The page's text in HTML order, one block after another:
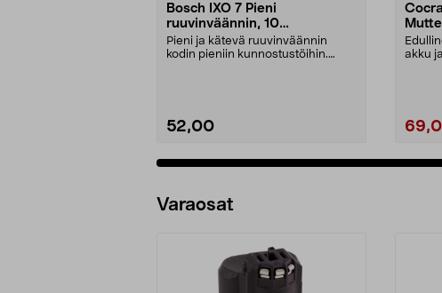
Bosch IXO 7 Pieni
ruuvinväännin, 10
ruuvauskärkeä, ladattava
Pieni ja kätevä ruuvinväännin
kodin pieniin kunnostustöihin.
52,00
akku
Varaosat